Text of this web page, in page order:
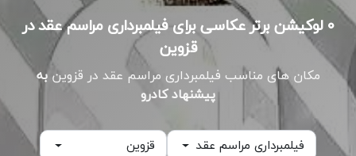
۰ لوکیشن برتر عکاسی برای فیلمبرداری مراسم عقد در
قزوین
مکان های مناسب فیلمبرداری مراسم عقد در قزوینبه
پیشنهاد کادرو
فیلمبرداری مراسم عقد قزوین